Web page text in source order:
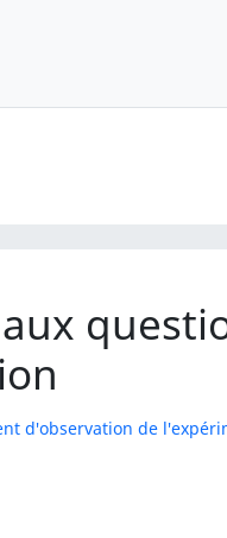
d'observation de